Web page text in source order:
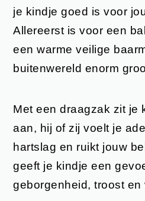
je kindje goed is voor
Allereerst is voor een
een warme veilige
buitenwereld enorm
Met een draagzak zit je
aan, hij of zij voelt je
hartslag en ruikt jouw
geeft je kindje een
geborgenheid, troost en